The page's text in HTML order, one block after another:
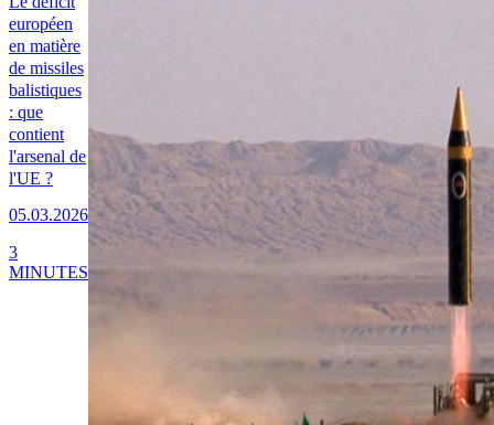
européen
en matière
de missiles
balistiques
: que
contient
l'arsenal de
l'UE ?
05.03.2026
3
MINUTES